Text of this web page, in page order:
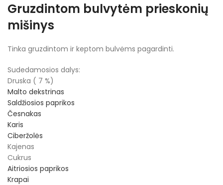
Gruzdintom bulvytėm prieskonių
mišinys
Tinka gruzdintom ir keptom bulvėms pagardinti.
Sudedamosios dalys:
Druska ( 7 %)
Malto dekstrinas
Saldžiosios paprikos
Česnakas
Karis
Ciberžolės
Kajenas
Cukrus
Aitriosios paprikos
Krapai